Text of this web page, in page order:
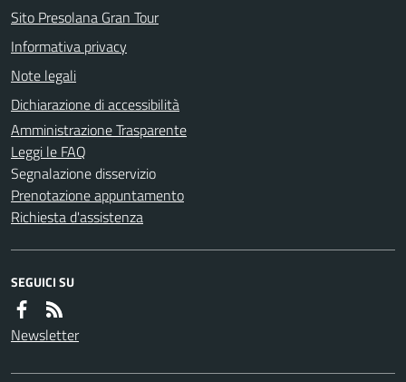
Sito Presolana Gran Tour
Informativa privacy
Note legali
Dichiarazione di accessibilità
Amministrazione Trasparente
Leggi le FAQ
Segnalazione disservizio
Prenotazione appuntamento
Richiesta d'assistenza
SEGUICI SU
Newsletter